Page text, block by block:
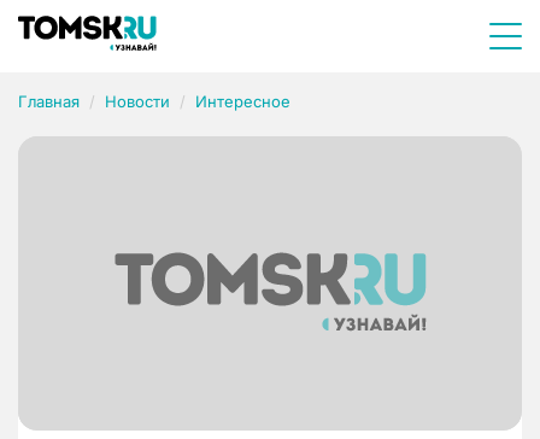
Главная Новости Интересное